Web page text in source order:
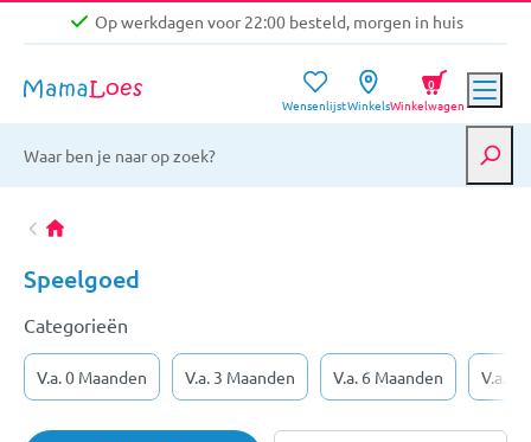
Op werkdagen voor 22:00 besteld, morgen in huis
Niet goed, geld terug garantie
Gratis verzending vanaf €39,-
Op werkdagen voor 22:00 besteld, morgen in huis
WensenlijstWinkelsWinkelwagen
0
Speelgoed
Categorieën
V.a. 0 Maanden V.a. 3 Maanden V.a. 6 Maanden V.a. 9